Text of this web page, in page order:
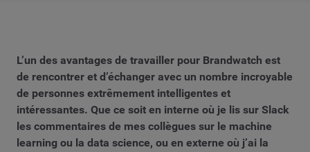
L’un des avantages de travailler pour Brandwatch est
de rencontrer et d’échanger avec un nombre incroyable
de personnes extrêmement intelligentes et
intéressantes. Que ce soit en interne où je lis sur Slack
les commentaires de mes collègues sur le machine
learning ou la data science, ou en externe où j’ai la